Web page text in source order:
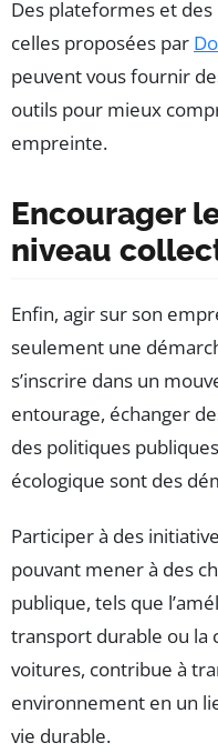
Des plateformes et
celles proposées par
peuvent vous fournir
outils pour mieux
empreinte.
Encourager
niveau
Enfin, agir sur son
seulement une
s’inscrire dans un
entourage, échanger
des politiques
écologique sont des
Participer à des
pouvant mener à des
publique, tels que
transport durable ou la
voitures, contribue à
environnement en un
vie durable.